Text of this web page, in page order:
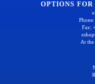
OPTIONS
Fax:
At the